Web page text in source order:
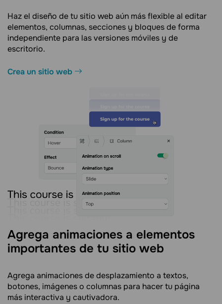
Haz el diseño de tu sitio web aún más flexible al editar
elementos, columnas, secciones y bloques de forma
independiente para las versiones móviles y de
escritorio.
Crea un sitio web
Agrega animaciones a elementos
importantes de tu sitio web
Agrega animaciones de desplazamiento a textos,
botones, imágenes o columnas para hacer tu página
más interactiva y cautivadora.